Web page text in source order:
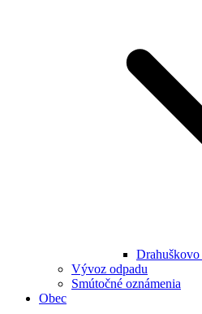
Vývoz odpadu
Smútočné oznámenia
Obec